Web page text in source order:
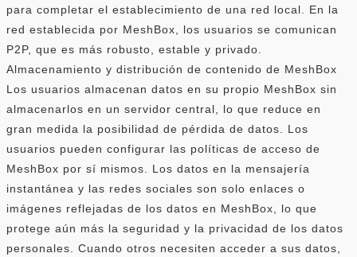
para completar el establecimiento de una red local. En la
red establecida por MeshBox, los usuarios se comunican
P2P, que es más robusto, estable y privado.
Almacenamiento y distribución de contenido de MeshBox
Los usuarios almacenan datos en su propio MeshBox sin
almacenarlos en un servidor central, lo que reduce en
gran medida la posibilidad de pérdida de datos. Los
usuarios pueden configurar las políticas de acceso de
MeshBox por sí mismos. Los datos en la mensajería
instantánea y las redes sociales son solo enlaces o
imágenes reflejadas de los datos en MeshBox, lo que
protege aún más la seguridad y la privacidad de los datos
personales. Cuando otros necesiten acceder a sus datos,